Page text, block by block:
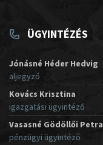
ÜGYINTÉZÉS
Jónásné Héder Hedvig
aljegyző
Kovács Krisztina
igazgatási ügyintéző
Vasasné Gödöllői Petra
pénzügyi ügyintéző